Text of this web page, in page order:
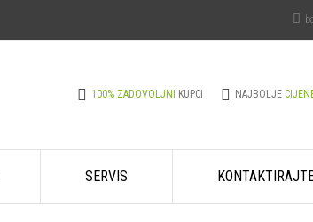
100% ZADOVOLJNI KUPCI NAJBOLJE
SERVIS